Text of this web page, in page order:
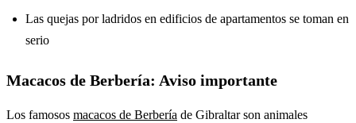
Las quejas por ladridos en edificios de apartamentos se toman en
serio
Macacos de Berbería: Aviso importante
Los famosos macacos de Berbería de Gibraltar son animales